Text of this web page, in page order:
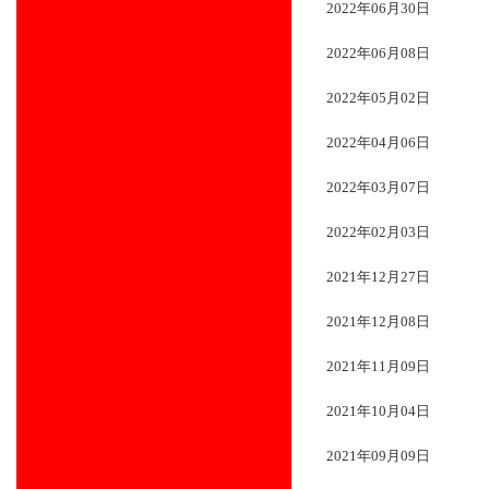
2022年06月30日
2022年06月08日
2022年05月02日
2022年04月06日
2022年03月07日
2022年02月03日
2021年12月27日
2021年12月08日
2021年11月09日
2021年10月04日
2021年09月09日